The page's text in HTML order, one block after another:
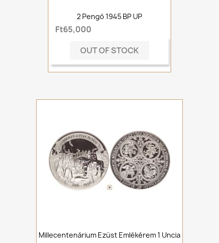
2 Pengő 1945 BP UP
Ft65,000
OUT OF STOCK
Millecentenárium Ezüst Emlékérem 1 Uncia